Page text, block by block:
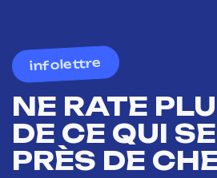
infolettre
NE RATE
DE CE QUI
PRÈS DE